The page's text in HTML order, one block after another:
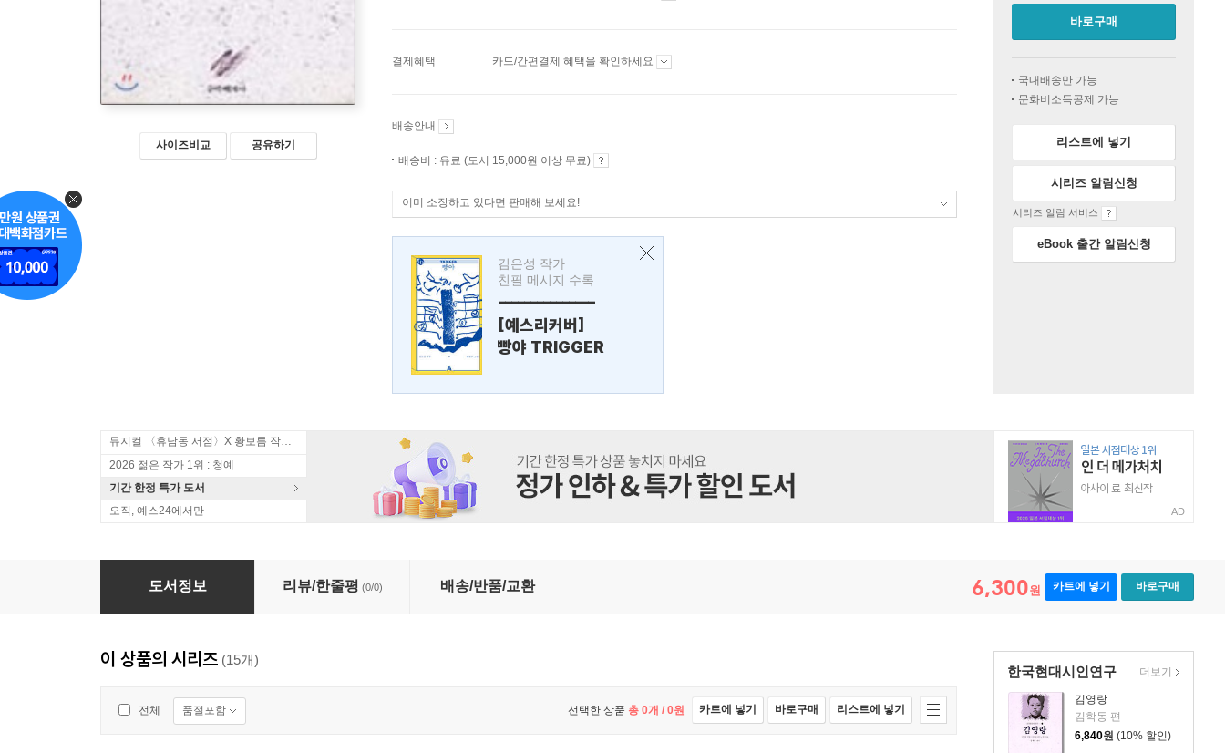
사이즈비교 공유하기
결제혜택 카드/간편결제 혜택을 확인하세요
배송안내
배송비 : 유료 (도서 15,000원 이상 무료)
이미 소장하고 있다면 판매해 보세요!
김은성 작가
친필 메시지 수록
---------------
[예스리커버]
빵야 TRIGGER
바로구매
국내배송만 가능
문화비소득공제 가능
리스트에 넣기
시리즈 알림신청
시리즈 알림 서비스
eBook 출간 알림신청
뮤지컬 〈휴남동 서점〉X 황보름 작가 북토크
2026 젊은 작가 1위 : 청예
기간 한정 특가 도서
오직, 예스24에서만
AD
도서정보 리뷰/한줄평 (0/0) 배송/반품/교환 6,300원 카트에 넣기 바로구매
한국현대시인연구
김영랑
김학동 편
6,840원 (10% 할인)
더보기
이 상품의 시리즈 (15개)
전체 품절포함 선택한 상품 총 0개 / 0원 카트에 넣기 바로구매 리스트에 넣기